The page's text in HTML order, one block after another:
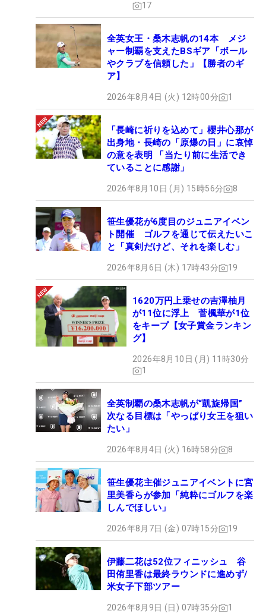
17
全英女王・桑木志帆の14本 メジ
ャー制覇を支えたBSギア「ボール
やクラブを信頼した」【勝者のギ
ア】
2026年8月4日 (火) 12時00分 1
「長崎に祈りを込めて」櫻井心那が
出身地・長崎の「原爆の日」に哀悼
の意を表明 「当たり前に生活でき
ていることに感謝」
2026年8月10日 (月) 15時56分 8
笹生優花が6度目のジュニアイベン
ト開催 ゴルフを通じて伝えたいこ
と「真剣だけど、それを楽しむ」
2026年8月6日 (木) 17時43分 19
1620万円上乗せの吉澤柚月
が11位に浮上 菅楓華が1位
をキープ【女子賞金ランキン
グ】
2026年8月10日 (月) 11時30分
1
全英制覇の桑木志帆が“凱旋帰国”
次なる目標は「やっぱり女王を狙い
たい」
2026年8月4日 (火) 16時58分 8
笹生優花主催ジュニアイベントに宮
里美香らが参加「純粋にゴルフを楽
しんでほしい」
2026年8月7日 (金) 07時15分 19
伊藤二花は52位フィニッシュ 谷
田侑里香は最終ラウンドに進めず/
米女子下部ツアー
2026年8月9日 (日) 07時35分 1